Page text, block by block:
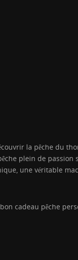
la pêche du
plein de
une véritable
cadeau pêche